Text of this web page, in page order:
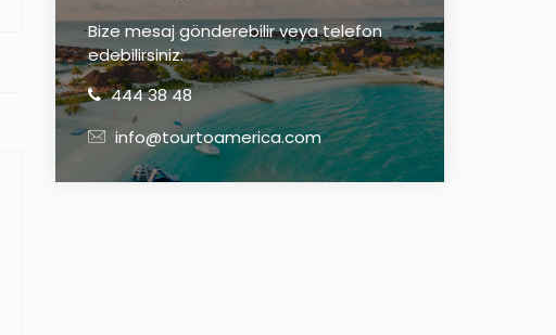
Bize mesaj gönderebilir veya telefon
edebilirsiniz.
444 38 48
info@tourtoamerica.com